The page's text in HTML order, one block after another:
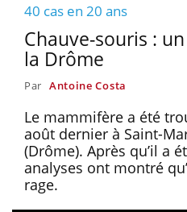
40 cas en 20 ans
Chauve-souris :
la Drôme
Par Antoine Costa
Le mammifère a été
août dernier à Saint-
(Drôme). Après qu’il a
analyses ont montré
rage.